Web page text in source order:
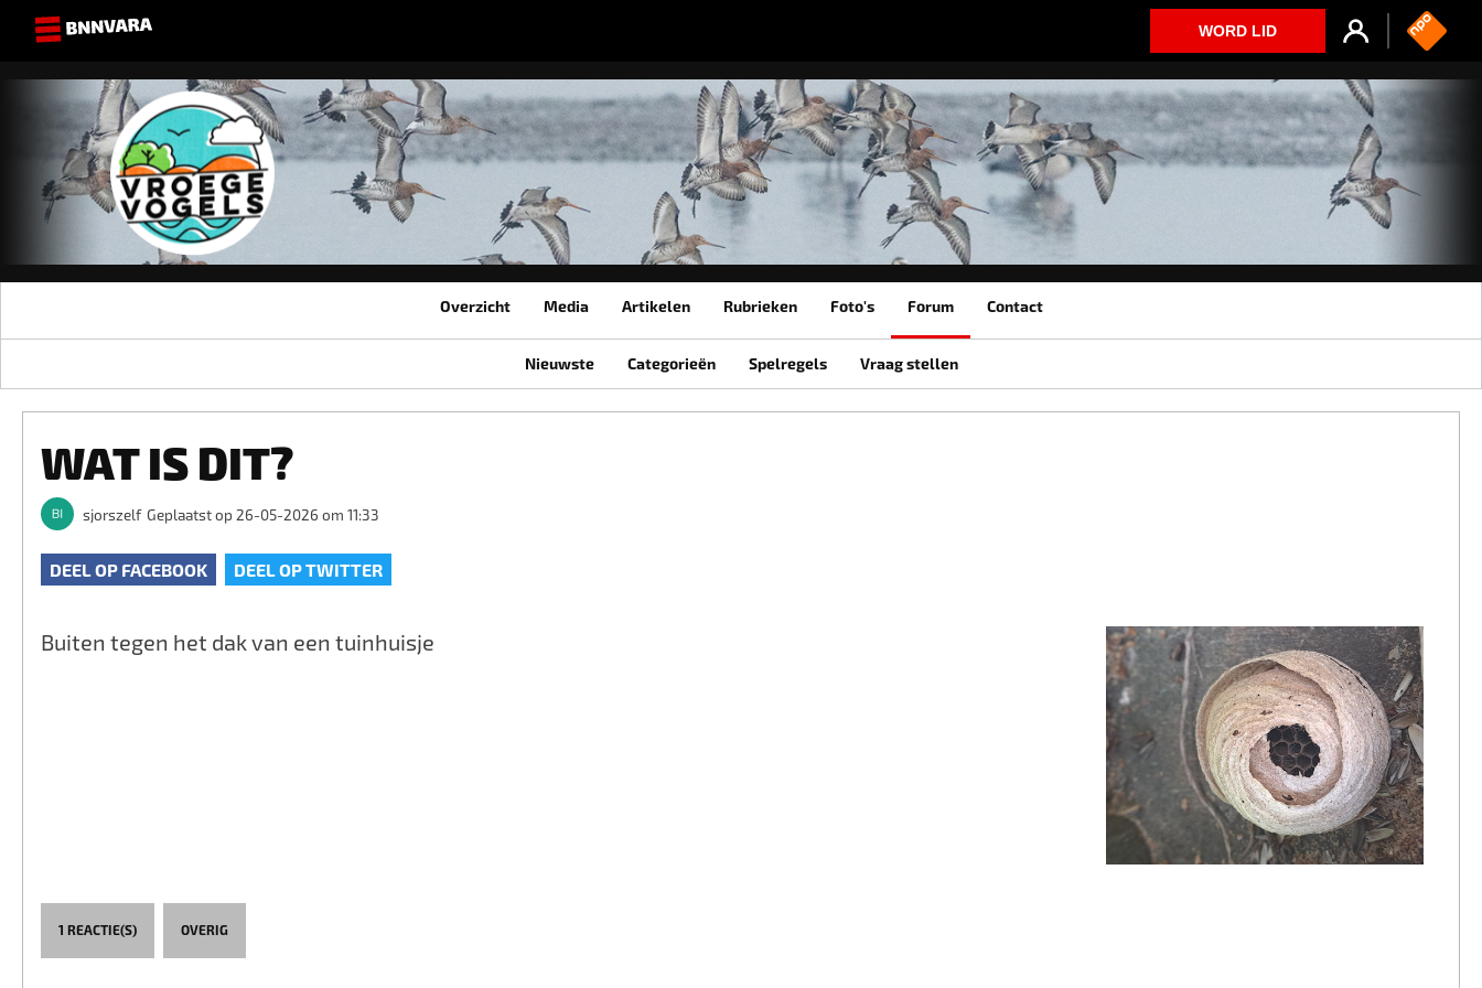
WORD LID
Overzicht Media Artikelen Rubrieken Foto's Forum Contact
Nieuwste Categorieën Spelregels Vraag stellen
WAT IS DIT?
sjorszelf Geplaatst op 26-05-2026 om 11:33
DEEL OP FACEBOOK DEEL OP TWITTER
Buiten tegen het dak van een tuinhuisje
1 REACTIE(S) OVERIG